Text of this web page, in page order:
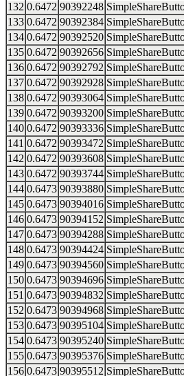
132 0.6472 90392248
133 0.6472 90392384
134 0.6472 90392520
135 0.6472 90392656
136 0.6472 90392792
137 0.6472 90392928
138 0.6472 90393064
139 0.6472 90393200
140 0.6472 90393336
141 0.6472 90393472
142 0.6472 90393608
143 0.6472 90393744
144 0.6473 90393880
145 0.6473 90394016
146 0.6473 90394152
147 0.6473 90394288
148 0.6473 90394424
149 0.6473 90394560
150 0.6473 90394696
151 0.6473 90394832
152 0.6473 90394968
153 0.6473 90395104
154 0.6473 90395240
155 0.6473 90395376
156 0.6473 90395512